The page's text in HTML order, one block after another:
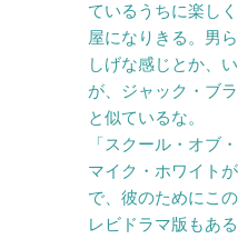
ているうちに楽し
屋になりきる。男
しげな感じとか、
が、ジャック・ブ
と似ているな。
「スクール・オブ
マイク・ホワイト
で、彼のためにこ
レビドラマ版もある